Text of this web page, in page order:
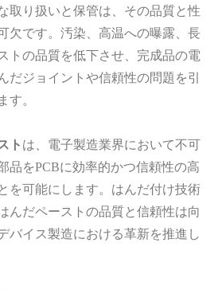
取り扱いと保管は、その品質と性
欠です。汚染、高温への曝露、長
トの品質を低下させ、完成品の電
だジョイントや信頼性の問題を引
す。
ト は、電子製造業界において不可
品をPCBに効率的かつ信頼性の高
を可能にします。はんだ付け技術
んだペーストの品質と信頼性は向
バイス製造における革新を推進し